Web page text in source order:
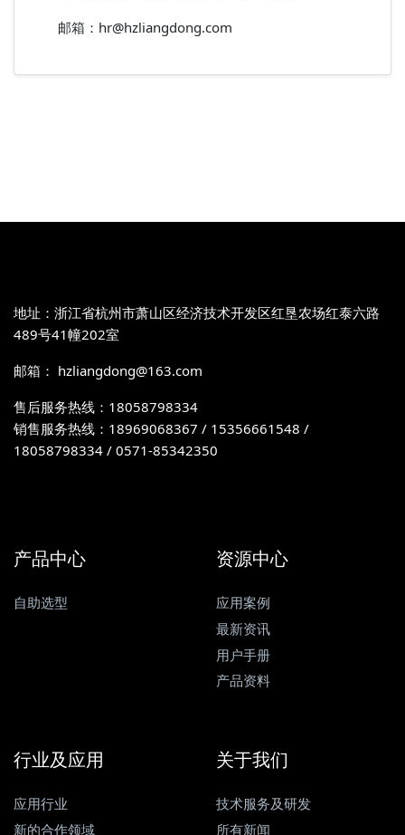
邮箱：hr@hzliangdong.com
地址：浙江省杭州市萧山区经济技术开发区红垦农场红泰六路
489号41幢202室
邮箱： hzliangdong@163.com
售后服务热线：18058798334
销售服务热线：18969068367 / 15356661548 /
18058798334 / 0571-85342350
产品中心
自助选型
资源中心
应用案例
最新资讯
用户手册
产品资料
行业及应用
应用行业
新的合作领域
关于我们
技术服务及研发
所有新闻